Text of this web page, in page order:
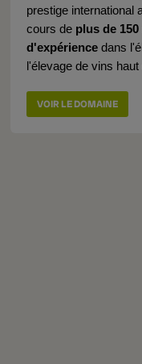
prestige international
cours de plus de 150
d'expérience dans
l'élevage de vins
VOIR LE DOMAINE